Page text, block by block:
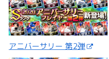
アニバーサリー 第2弾